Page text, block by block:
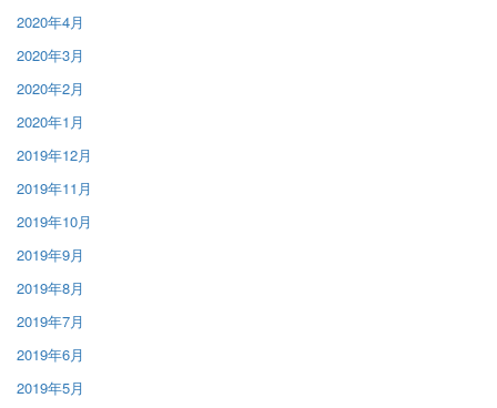
2020年4月
2020年3月
2020年2月
2020年1月
2019年12月
2019年11月
2019年10月
2019年9月
2019年8月
2019年7月
2019年6月
2019年5月